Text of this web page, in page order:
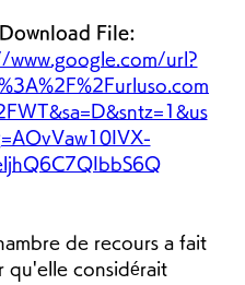
www.google.com/url?
de recours a fait
qu'elle considérait